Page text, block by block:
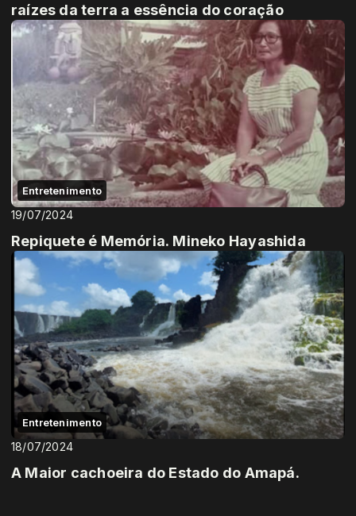
raízes da terra a essência do coração
Entretenimento
19/07/2024
Repiquete é Memória. Mineko Hayashida
Entretenimento
18/07/2024
A Maior cachoeira do Estado do Amapá.